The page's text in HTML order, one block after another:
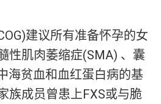
建议所有准备怀孕的女
性肌肉萎缩症(SMA) 、囊
海贫血和血红蛋白病的基
族成员曾患上FXS或与脆